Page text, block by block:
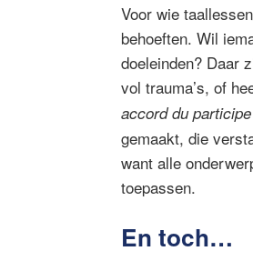
Voor wie
behoeften. Wil
doeleinden? Daar
vol trauma’s, of
accord du
gemaakt, die
want alle
toepassen.
En toch…